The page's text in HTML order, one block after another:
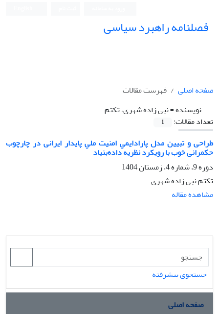
فصلنامه راهبرد سیاسی
صفحه اصلی
فهرست مقالات
نویسنده =نبی زاده شهری، تکتم
تعداد مقالات:
1
طراحی و تبیین مدل پارادایمیِ امنیت ملیِ پایدار ایرانی در چارچوب
حکمرانی خوب با رویکرد نظریه داده‌بنیاد
دوره 9، شماره 4، زمستان 1404
تکتم نبی زاده شهری
مشاهده مقاله
جستجوی پیشرفته
صفحه اصلی